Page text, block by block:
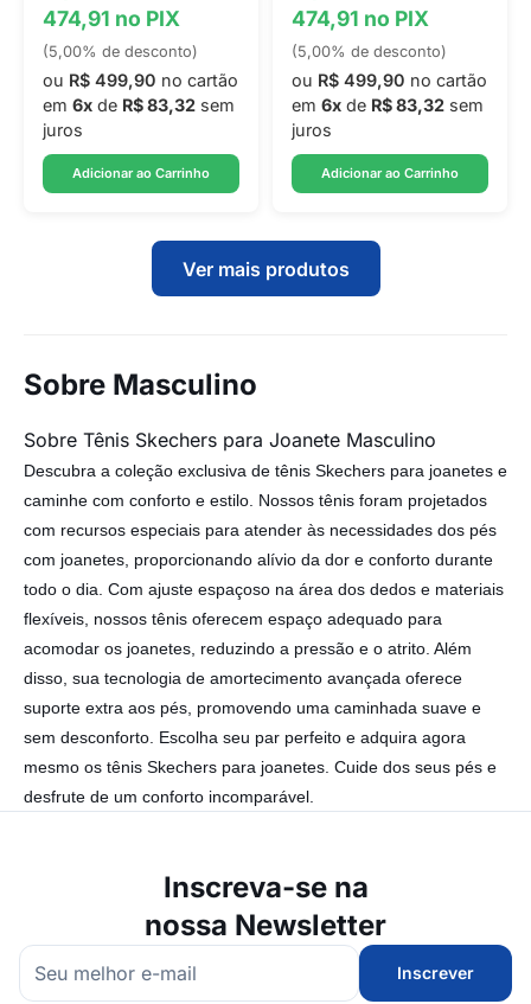
474,91 no PIX
(5,00% de desconto)
ou R$ 499,90 no cartão
em 6x de R$ 83,32 sem
juros
Adicionar ao Carrinho
474,91 no PIX
(5,00% de desconto)
ou R$ 499,90 no cartão
em 6x de R$ 83,32 sem
juros
Adicionar ao Carrinho
Ver mais produtos
Sobre Masculino
Sobre Tênis Skechers para Joanete Masculino
Descubra a coleção exclusiva de tênis Skechers para joanetes e
caminhe com conforto e estilo. Nossos tênis foram projetados
com recursos especiais para atender às necessidades dos pés
com joanetes, proporcionando alívio da dor e conforto durante
todo o dia. Com ajuste espaçoso na área dos dedos e materiais
flexíveis, nossos tênis oferecem espaço adequado para
acomodar os joanetes, reduzindo a pressão e o atrito. Além
disso, sua tecnologia de amortecimento avançada oferece
suporte extra aos pés, promovendo uma caminhada suave e
sem desconforto. Escolha seu par perfeito e adquira agora
mesmo os tênis Skechers para joanetes. Cuide dos seus pés e
desfrute de um conforto incomparável.
Inscreva-se na
nossa Newsletter
Inscrever